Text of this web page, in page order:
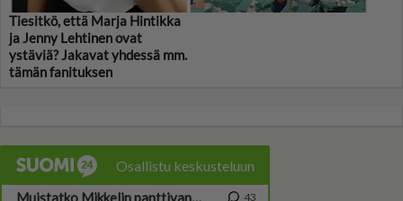
Tiesitkö, että Marja Hintikka
ja Jenny Lehtinen ovat
ystäviä? Jakavat yhdessä mm.
tämän fanituksen